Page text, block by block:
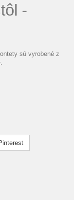
-
sú vyrobené z